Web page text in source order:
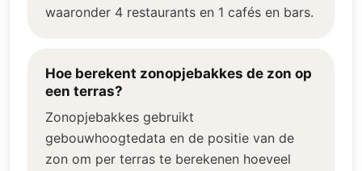
waaronder 4 restaurants en 1 cafés en bars.
Hoe berekent zonopjebakkes de zon op
een terras?
Zonopjebakkes gebruikt
gebouwhoogtedata en de positie van de
zon om per terras te berekenen hoeveel